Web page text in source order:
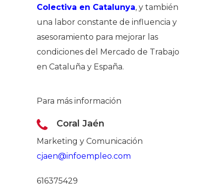
Colectiva en Catalunya, y también
una labor constante de influencia y
asesoramiento para mejorar las
condiciones del Mercado de Trabajo
en Cataluña y España.
Para más información
Coral Jaén
Marketing y Comunicación
cjaen@infoempleo.com
616375429